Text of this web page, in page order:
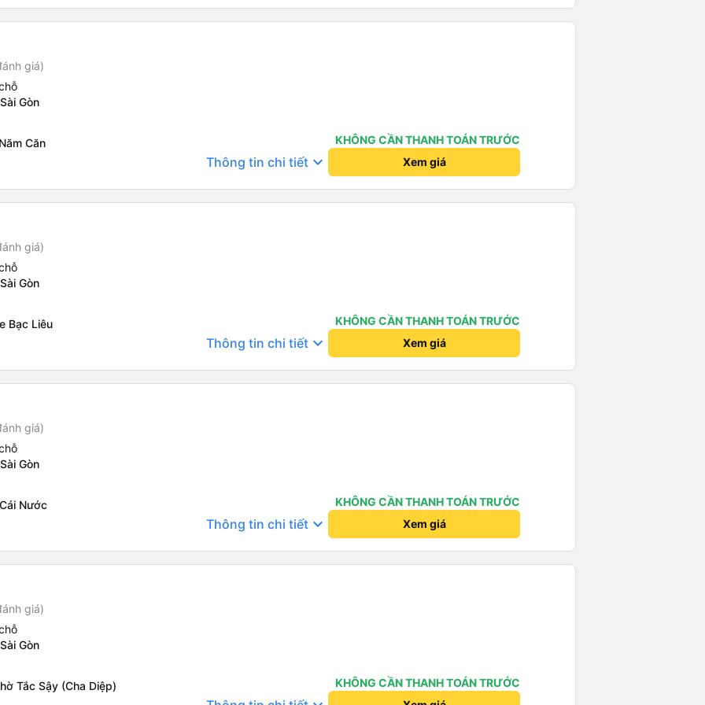
giá)
Gòn
Căn
KHÔNG CẦN THANH TOÁN TRƯỚC
Thông tin chi tiết keyboard_arrow_down Xem giá
giá)
Gòn
Bạc Liêu
KHÔNG CẦN THANH TOÁN TRƯỚC
Thông tin chi tiết keyboard_arrow_down Xem giá
giá)
Gòn
Nước
KHÔNG CẦN THANH TOÁN TRƯỚC
Thông tin chi tiết keyboard_arrow_down Xem giá
giá)
Gòn
Tắc Sậy (Cha Diệp)
KHÔNG CẦN THANH TOÁN TRƯỚC